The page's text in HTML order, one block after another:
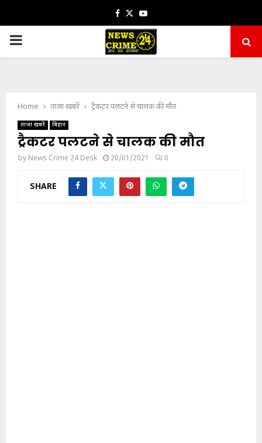
Facebook
TwitterYoutube
PRIMARY
Home ताजा खबरें ट्रैकटर पलटने से चालक की मौत
ताजा खबरें बिहार
ट्रैकटर पलटने से चालक की मौत
by News Crime 24 Desk 20/01/2021 0
SHARE